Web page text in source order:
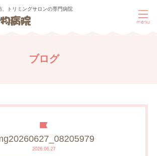
トリミングサロンの専門病院
ブログ
2026.06.27